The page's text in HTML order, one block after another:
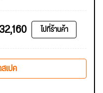
32,160 ไปที่ร้านค้า
เปค